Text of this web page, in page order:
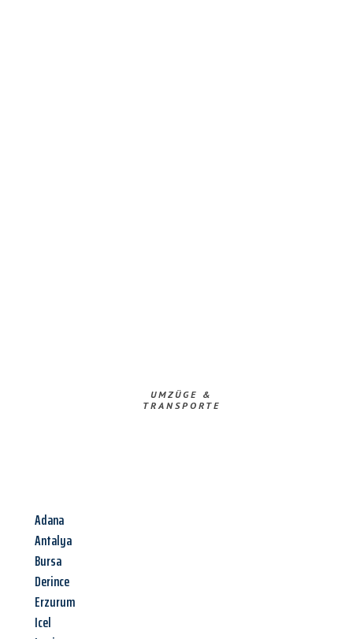
UMZÜGE &
TRANSPORTE
Adana
Antalya
Bursa
Derince
Erzurum
Icel